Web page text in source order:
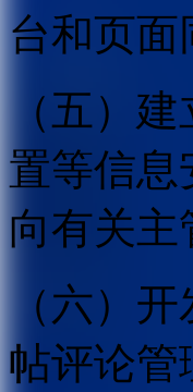
台和页
（五）
置等信息
向有关主
（六）
帖评论管